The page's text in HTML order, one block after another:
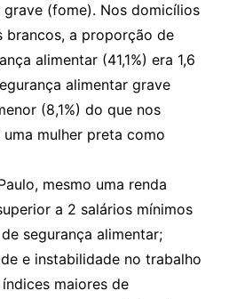
grave (fome). Nos domicílios
brancos, a proporção de
alimentar (41,1%) era 1,6
alimentar grave
(8,1%) do que nos
mulher preta como
mesmo uma renda
a 2 salários mínimos
segurança alimentar;
e instabilidade no trabalho
maiores de